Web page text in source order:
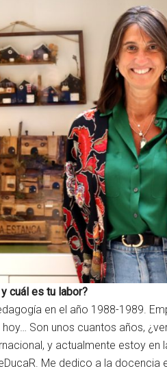
cuál es tu labor?
en el año 1988-1989.
Son unos cuantos años,
y actualmente estoy
Me dedico a la